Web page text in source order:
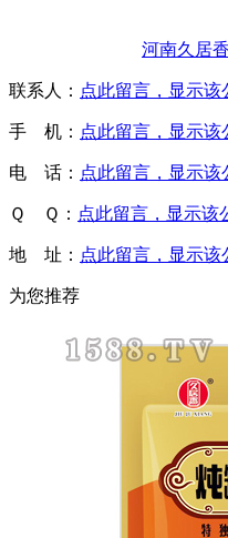
河南久居
联系人： 点此留言，显示该
手 机： 点此留言，显示该
电 话： 点此留言，显示该
Ｑ Ｑ： 点此留言，显示该
地 址： 点此留言，显示该
为您推荐